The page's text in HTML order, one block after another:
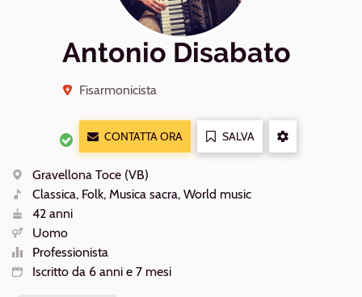
Antonio Disabato
Fisarmonicista
CONTATTA ORA
SALVA
ALTRE
Luogo
Gravellona Toce (VB)
Generi
Classica, Folk, Musica sacra, World music
Età
42 anni
Sesso
Uomo
Livello
Professionista
Iscritto da 6 anni e 7 mesi